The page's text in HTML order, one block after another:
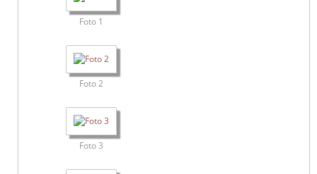
Foto 1
Foto 2
Foto 3